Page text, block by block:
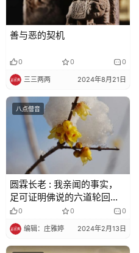
善与恶的契机
0 0 0
三三两两 2024年8月21日
八点僧音
圆霖长老 : 我亲闻的事实，
足可证明佛说的六道轮回真
实不虚
0 0 0
编辑：庄雅婷 2024年2月13日